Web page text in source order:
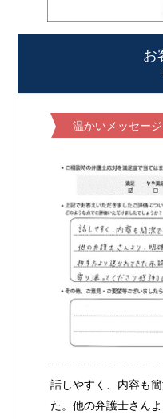
お
温かいメッセー
話しやすく、内容も
た。他の弁護士さん